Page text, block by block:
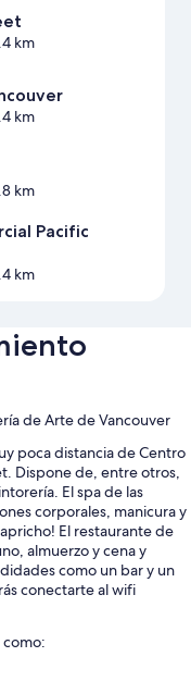
km
km
km
Pacific
km
de Arte de Vancouver
poca distancia de Centro
Dispone de, entre otros,
El spa de las
corporales, manicura y
El restaurante de
almuerzo y cena y
como un bar y un
conectarte al wifi